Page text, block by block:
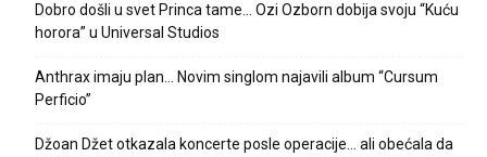
Dobro došli u svet Princa tame… Ozi Ozborn dobija svoju “Kuću
horora” u Universal Studios
Anthrax imaju plan… Novim singlom najavili album “Cursum
Perficio”
Džoan Džet otkazala koncerte posle operacije… ali obećala da